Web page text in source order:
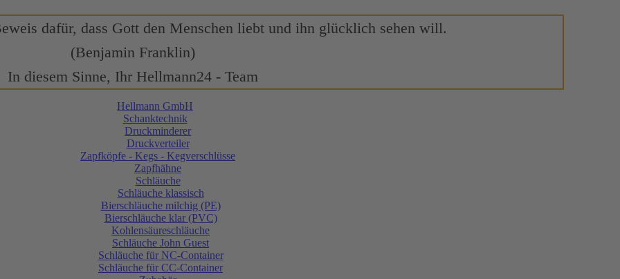
dafür, dass Gott den Menschen liebt und ihn glücklich sehen will.
(Benjamin Franklin)
In diesem Sinne, Ihr Hellmann24 - Team
Hellmann GmbH
Schanktechnik
Druckminderer
Druckverteiler
Zapfköpfe - Kegs - Kegverschlüsse
Zapfhähne
Schläuche
Schläuche klassisch
Bierschläuche milchig (PE)
Bierschläuche klar (PVC)
Kohlensäureschläuche
Schläuche John Guest
Schläuche für NC-Container
Schläuche für CC-Container